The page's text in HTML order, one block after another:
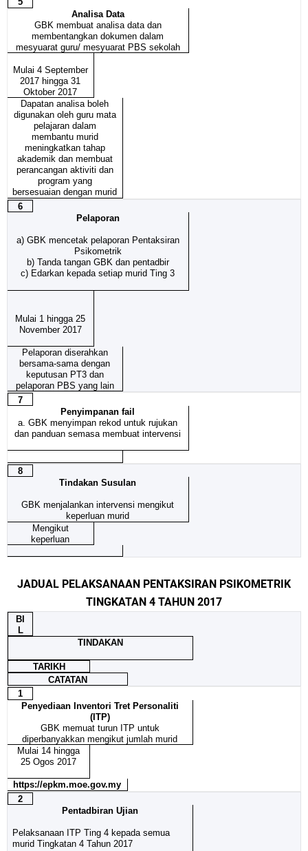
Analisa Data
GBK membuat analisa data dan
membentangkan dokumen dalam
mesyuarat guru/ mesyuarat PBS sekolah
Mulai 4 September
2017 hingga 31
Oktober 2017
Dapatan analisa boleh
digunakan oleh guru mata
pelajaran dalam
membantu murid
meningkatkan tahap
akademik dan membuat
perancangan aktiviti dan
program yang
bersesuaian dengan murid
6
Pelaporan
a) GBK mencetak pelaporan Pentaksiran
Psikometrik
b) Tanda tangan GBK dan pentadbir
c) Edarkan kepada setiap murid Ting 3
Mulai 1 hingga 25
November 2017
Pelaporan diserahkan
bersama-sama dengan
keputusan PT3 dan
pelaporan PBS yang lain
7
Penyimpanan fail
a. GBK menyimpan rekod untuk rujukan
dan panduan semasa membuat intervensi
8
Tindakan Susulan
GBK menjalankan intervensi mengikut
keperluan murid
Mengikut
keperluan
JADUAL PELAKSANAAN PENTAKSIRAN PSIKOMETRIK
TINGKATAN 4 TAHUN 2017
BI
L
TINDAKAN
TARIKH
CATATAN
1
Penyediaan Inventori Tret Personaliti
(ITP)
GBK memuat turun ITP untuk
diperbanyakkan mengikut jumlah murid
Mulai 14 hingga
25 Ogos 2017
https://epkm.moe.gov.my
2
Pentadbiran Ujian
Pelaksanaan ITP Ting 4 kepada semua
murid Tingkatan 4 Tahun 2017